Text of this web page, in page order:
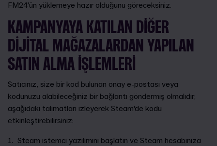
FM24'ün yüklemeye hazır olduğunu göreceksiniz.
KAMPANYAYA KATILAN DIĞER
DIJITAL MAĞAZALARDAN YAPILAN
SATIN ALMA IŞLEMLERI
Satıcınız, size bir kod bulunan onay e-postası veya
kodunuzu alabileceğiniz bir bağlantı göndermiş olmalıdır;
aşağıdaki talimatları izleyerek Steam'de kodu
etkinleştirebilirsiniz:
Steam istemci yazılımını başlatın ve Steam hesabınıza